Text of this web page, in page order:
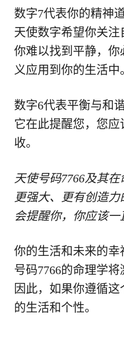
数字7代表你的精神
天使数字希望你关
你难以找到平静，
义应用到你的生活中
数字6代表平衡与和
它在此提醒您，您
收。
天使号码7766及其
更强大、更有创造
会提醒你，你应该一
你的生活和未来的
号码7766的命理学将
因此，如果你遵循
的生活和个性。